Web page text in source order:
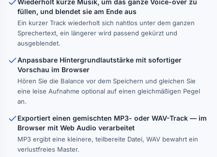
Wiederholt kurze Musik, um das ganze Voice-over zu
füllen, und blendet sie am Ende aus
Ein kurzer Track wiederholt sich nahtlos unter dem ganzen
Sprechertext, ein längerer wird passend gekürzt und
ausgeblendet.
Anpassbare Hintergrundlautstärke mit sofortiger
Vorschau im Browser
Hören Sie die Balance vor dem Speichern und gleichen Sie
eine leise Aufnahme optional auf einen gleichmäßigen Pegel
an.
Exportiert einen gemischten MP3- oder WAV-Track — im
Browser mit Web Audio verarbeitet
MP3 ergibt eine kleinere, teilbereite Datei, WAV bewahrt ein
verlustfreies Master.